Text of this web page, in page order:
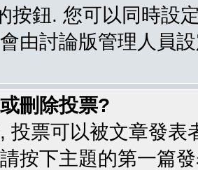
按鈕. 您可以同時設
由討論版管理人員
刪除投票?
投票可以被文章發
按下主題的第一篇